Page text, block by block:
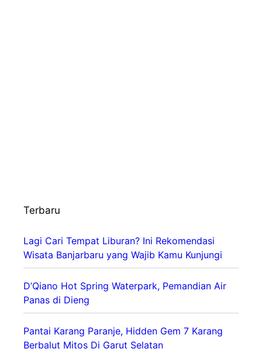
Terbaru
Lagi Cari Tempat Liburan? Ini Rekomendasi
Wisata Banjarbaru yang Wajib Kamu Kunjungi
D’Qiano Hot Spring Waterpark, Pemandian Air
Panas di Dieng
Pantai Karang Paranje, Hidden Gem 7 Karang
Berbalut Mitos Di Garut Selatan